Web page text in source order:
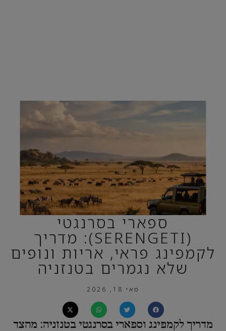
ספארי בסרנגטי
(SERENGETI): מדריך
לקמפינג פראי, אריות ונופים
שלא נגמרים בטנזניה
מאי 18, 2026
מדריך לקמפינג וספארי בסרנגטי בטנזניה: מהצד